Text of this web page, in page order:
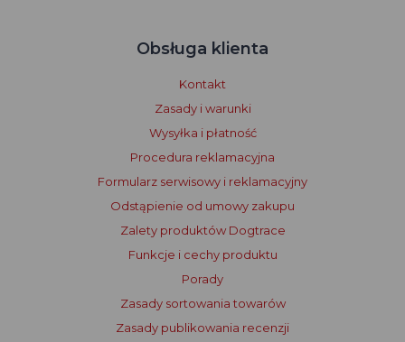
Obsługa klienta
Kontakt
Zasady i warunki
Wysyłka i płatność
Procedura reklamacyjna
Formularz serwisowy i reklamacyjny
Odstąpienie od umowy zakupu
Zalety produktów Dogtrace
Funkcje i cechy produktu
Porady
Zasady sortowania towarów
Zasady publikowania recenzji